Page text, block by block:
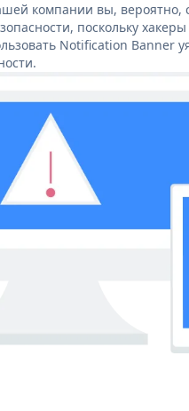
компании вы, вероятно,
поскольку хакеры
Notification Banner